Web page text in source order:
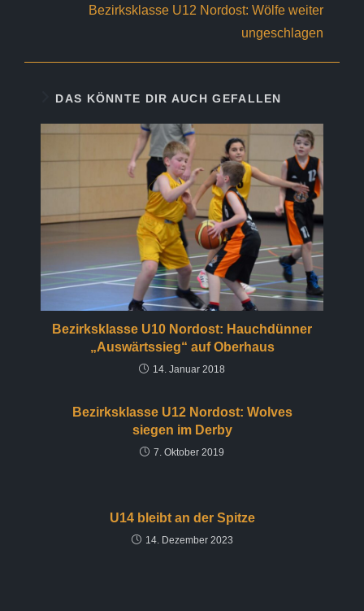
Bezirksklasse U12 Nordost: Wölfe weiter
ungeschlagen
DAS KÖNNTE DIR AUCH GEFALLEN
Bezirksklasse U10 Nordost: Hauchdünner
„Auswärtssieg“ auf Oberhaus
14. Januar 2018
Bezirksklasse U12 Nordost: Wolves
siegen im Derby
7. Oktober 2019
U14 bleibt an der Spitze
14. Dezember 2023